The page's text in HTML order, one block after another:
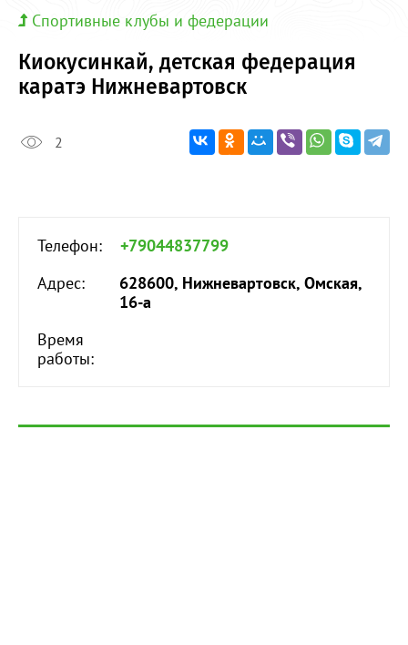
Спортивные клубы и федерации
Киокусинкай, детская федерация
каратэ Нижневартовск
2
Телефон:
+79044837799
Адрес:
628600, Нижневартовск, Омская,
16-а
Время
работы: